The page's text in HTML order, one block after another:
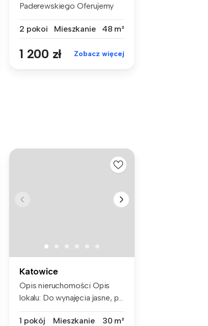
Paderewskiego Oferujemy
2 pokoi
Mieszkanie 48 m²
1 200 zł Zobacz więcej
Katowice
Opis nieruchomości Opis
lokalu: Do wynajęcia jasne, p...
1 pokój Mieszkanie 30 m²